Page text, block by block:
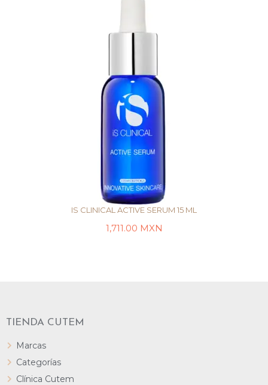
IS CLINICAL ACTIVE SERUM 15 ML
1,711.00 MXN
TIENDA CUTEM
Marcas
Categorías
Clínica Cutem